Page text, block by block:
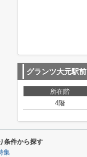
グランツ大元駅前
所在階
4階
条件から探す
集